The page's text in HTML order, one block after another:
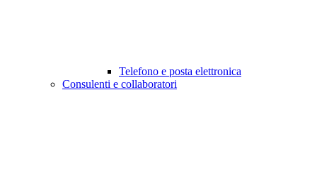
Telefono e posta elettronica
Consulenti e collaboratori